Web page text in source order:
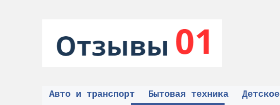
Авто и транспорт Бытовая техника Детское